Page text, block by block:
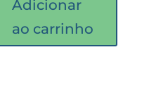
Adicionar
ao carrinho